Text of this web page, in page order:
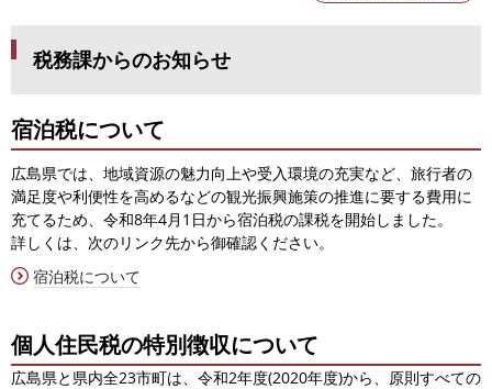
税務課からのお知らせ
宿泊税について
広島県では、地域資源の魅力向上や受入環境の充実など、旅行者の
満足度や利便性を高めるなどの観光振興施策の推進に要する費用に
充てるため、令和8年4月1日から宿泊税の課税を開始しました。
詳しくは、次のリンク先から御確認ください。
宿泊税について
個人住民税の特別徴収について
広島県と県内全23市町は、令和2年度(2020年度)から、原則すべての